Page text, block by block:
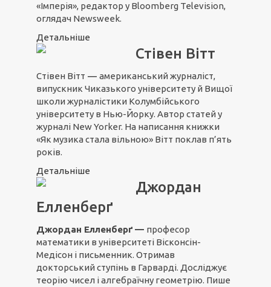
«Імперія», редактор у Bloomberg Television,
оглядач Newsweek.
Детальніше
Стівен Вітт
Стівен Вітт ― американський журналіст,
випускник Чиказького університету й Вищої
школи журналістики Колумбійського
університету в Нью-Йорку. Автор статей у
журналі New Yorker. На написання книжки
«Як музика стала вільною» Вітт поклав п’ять
років.
Детальніше
Джордан
Елленберґ
Джордан Елленберґ — професор
математики в університеті Вісконсін-
Медісон і письменник. Отримав
докторський ступінь в Гарварді. Досліджує
теорію чисел і алгебраїчну геометрію. Пише